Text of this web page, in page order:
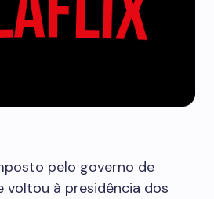
pelo governo de
voltou à presidência dos